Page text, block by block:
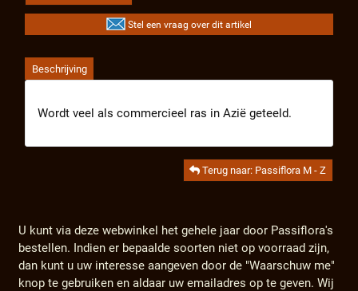
Stel een vraag over dit artikel
Beschrijving
Wordt veel als commercieel ras in Azië geteeld.
Terug naar: Passiflora M - Z
U kunt via deze webwinkel het gehele jaar door Passiflora's
bestellen. Indien er bepaalde soorten niet op voorraad zijn,
dan kunt u uw interesse aangeven door de "Waarschuw me"
knop te gebruiken en aldaar uw emailadres op te geven. Wij